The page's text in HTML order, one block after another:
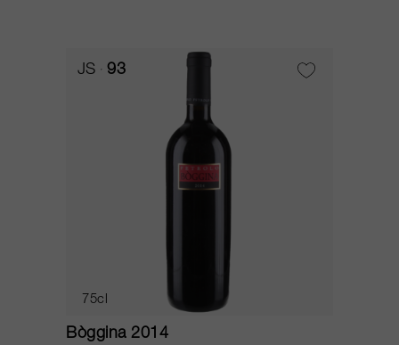
JS 93
75cl
Bòggina 2014